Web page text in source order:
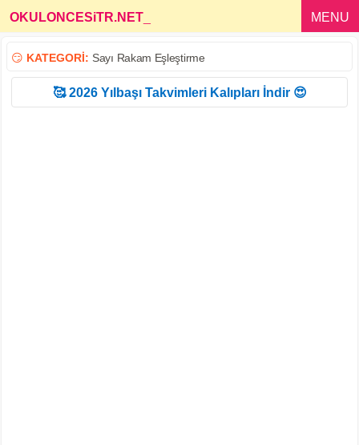
OKULONCESiTR.NET MENU
😏 KATEGORİ: Sayı Rakam Eşleştirme
🥰 2026 Yılbaşı Takvimleri Kalıpları İndir 😍